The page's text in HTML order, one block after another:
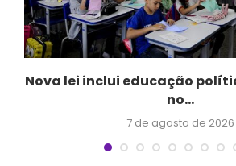
Nova lei inclui educação
no...
7 de agosto de 2026